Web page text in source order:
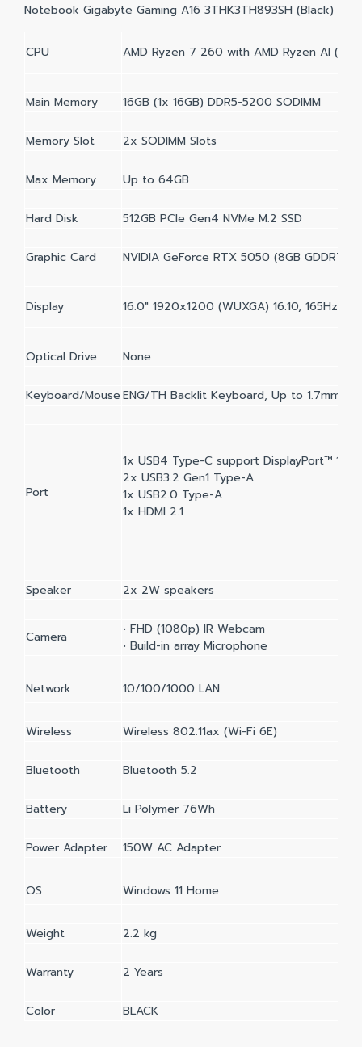
Notebook Gigabyte Gaming A16 3THK3TH893SH (Black)
CPU AMD Ryzen 7 260 with AMD Ryzen AI
Main Memory 16GB (1x 16GB) DDR5-5200 SODIMM
Memory Slot 2x SODIMM Slots
Max Memory Up to 64GB
Hard Disk 512GB PCIe Gen4 NVMe M.2 SSD
Graphic Card NVIDIA GeForce RTX 5050 (8GB GDDR7)
Display 16.0" 1920x1200 (WUXGA) 16:10, 165Hz,
Optical Drive None
Keyboard/MouseENG/TH Backlit Keyboard, Up to 1.7mm
Port
1x USB4 Type-C support DisplayPort™ 1.4
2x USB3.2 Gen1 Type-A
1x USB2.0 Type-A
1x HDMI 2.1
Speaker 2x 2W speakers
Camera
• FHD (1080p) IR Webcam
• Build-in array Microphone
Network 10/100/1000 LAN
Wireless Wireless 802.11ax (Wi-Fi 6E)
Bluetooth Bluetooth 5.2
Battery Li Polymer 76Wh
Power Adapter 150W AC Adapter
OS Windows 11 Home
Weight 2.2 kg
Warranty 2 Years
Color BLACK